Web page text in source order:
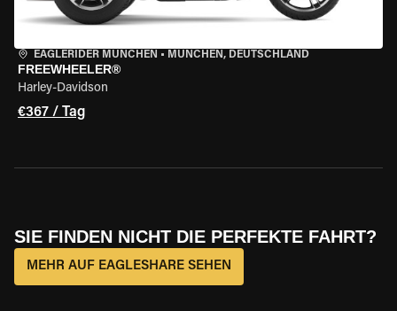
EAGLERIDER MÜNCHEN • MÜNCHEN, DEUTSCHLAND
FREEWHEELER®
Harley-Davidson
€367 / Tag
SIE FINDEN NICHT DIE PERFEKTE FAHRT?
MEHR AUF EAGLESHARE SEHEN